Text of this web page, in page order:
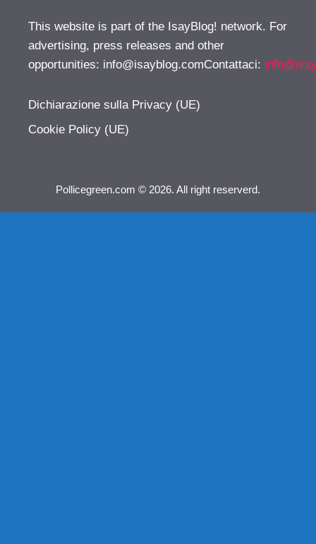
This website is part of the IsayBlog! network. For
advertising, press releases and other
opportunities: info@isayblog.comContattaci:
Dichiarazione sulla Privacy (UE)
Cookie Policy (UE)
Pollicegreen.com © 2026. All right reserverd.